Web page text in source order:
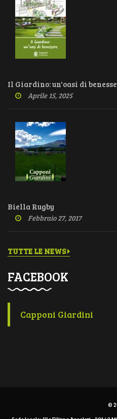
Aprile 15, 2025
Biella Rugby
Febbraio 27, 2017
TUTTE LE NEWS
FACEBOOK
Capponi Giardini
©